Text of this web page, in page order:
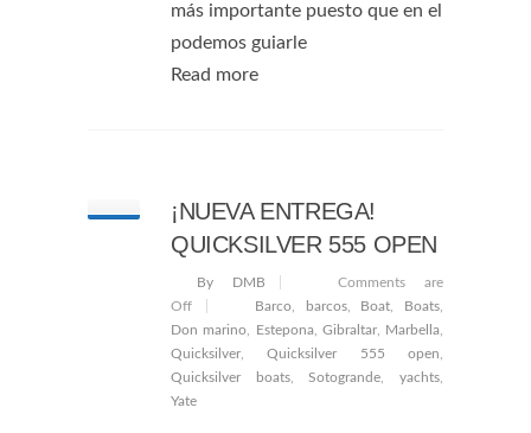
más importante puesto que en el
podemos guiarle
Read more
¡NUEVA ENTREGA!
QUICKSILVER 555 OPEN
By DMB
Comments are
Off
Barco, barcos, Boat Boats
Don marino
Estepona Gibraltar, Marbella
Quicksilver ,Quicksilver 555 open
Quicksilver boats,Sotogrande ,yachts
Yate